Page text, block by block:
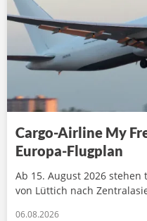
Cargo-Airline My
Europa-Flugplan
Ab 15. August 2026
von Lüttich nach
06.08.2026